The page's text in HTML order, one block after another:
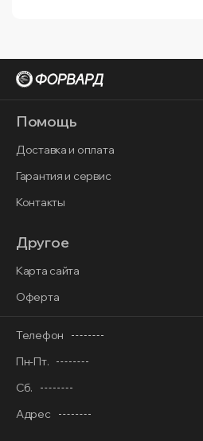
Помощь
Доставка и оплата
Гарантия и сервис
Контакты
Другое
Карта сайта
Оферта
Телефон
Пн-Пт.
Сб.
Адрес